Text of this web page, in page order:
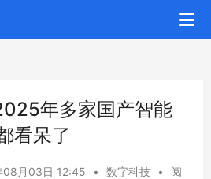
年多家国产智能
看呆了
08月03日 12:45 • 数字科技 •
阅